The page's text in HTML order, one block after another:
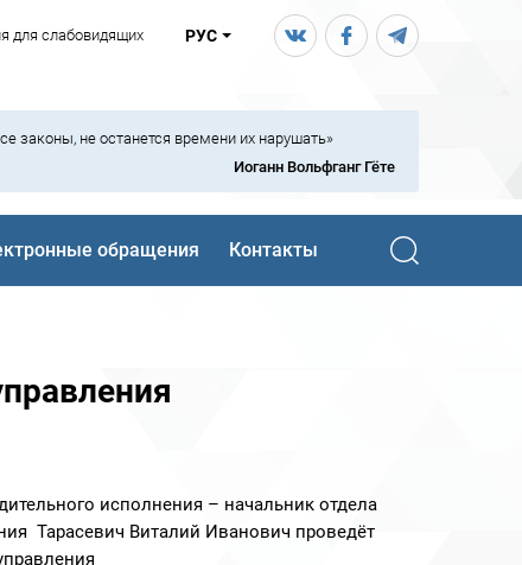
для слабовидящих РУС
законы, не останется времени их нарушать»
Иоганн Вольфганг Гёте
обращения Контакты
исполнения – начальник отдела
Тарасевич Виталий Иванович проведёт